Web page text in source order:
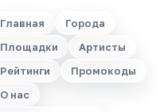
Главная
Города
Площадки
Артисты
Рейтинги
Промокоды
О нас